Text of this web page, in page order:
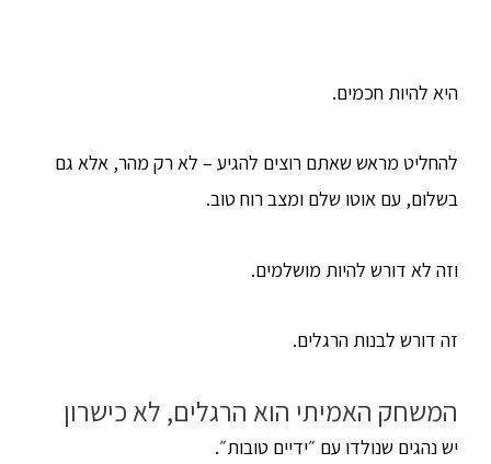
היא להיות חכמים.
להחליט מראש שאתם רוצים להגיע – לא רק מהר, אלא גם
בשלום, עם אוטו שלם ומצב רוח טוב.
וזה לא דורש להיות מושלמים.
זה דורש לבנות הרגלים.
המשחק האמיתי הוא הרגלים, לא כישרון
יש נהגים שנולדו עם ״ידיים טובות״.